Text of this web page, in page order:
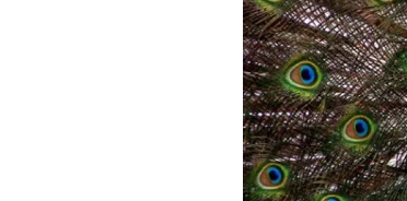
VIDEO
TV
PRINCIPATO